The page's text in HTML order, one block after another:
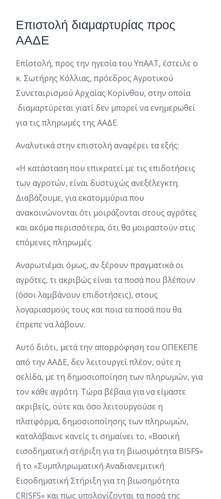
Επιστολή διαμαρτυρίας προς
ΑΑΔΕ
Επίστολή, προς την ηγεσία του ΥπΑΑΤ, έστειλε ο
κ. Σωτήρης Κόλλιας, πρόεδρος Αγροτικού
Συνεταιρισμού Αρχαίας Κορίνθου, στην οποία
διαμαρτύρεται γιατί δεν μπορεί να ενημερωθεί
για τις πληρωμές της ΑΑΔΕ.
Αναλυτικά στην επιστολή αναφέρει τα εξής:
«Η κατάσταση που επικρατεί με τις επιδοτήσεις
των αγροτών, είναι δυστυχώς ανεξέλεγκτη.
Διαβάζουμε, για εκατομμύρια που
ανακοινώνονται ότι μοιράζονται στους αγρότες
και ακόμα περισσότερα, ότι θα μοιραστούν στις
επόμενες πληρωμές.
Αναρωτιέμαι όμως, αν ξέρουν πραγματικά οι
αγρότες, τι ακριβώς είναι τα ποσά που βλέπουν
(όσοι λαμβάνουν επιδοτήσεις), στους
λογαριασμούς τους και ποια τα ποσά που θα
έπρεπε να λάβουν.
Αυτό διότι, μετά την απορρόφηση του ΟΠΕΚΕΠΕ
από την ΑΑΔΕ, δεν λειτουργεί πλέον, ούτε η
σελίδα, με τη δημοσιοποίηση των πληρωμών, για
τον κάθε αγρότη. Τώρα βέβαια για να είμαστε
ακριβείς, ούτε και όσο λειτουργούσε η
πλατφόρμα, δημοσιοποίησης των πληρωμών,
καταλάβαινε κανείς τι σημαίνει το, «Βασική
εισοδηματική στήριξη για τη βιωσιμότητα BISFS»
ή το «Συμπληρωματική Αναδιανεμιτική
Εισοδηματική Στήριξη για τη βιωσημότητα
CRISFS» και πως υπολογίζονται τα ποσά της